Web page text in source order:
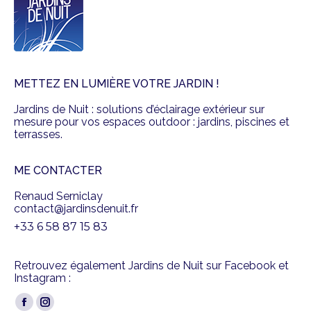
METTEZ EN LUMIÈRE VOTRE JARDIN !
Jardins de Nuit : solutions d’éclairage extérieur sur
mesure pour vos espaces outdoor : jardins, piscines et
terrasses.
ME CONTACTER
Renaud Serniclay
contact@jardinsdenuit.fr
+33 6 58 87 15 83
Retrouvez également Jardins de Nuit sur Facebook et
Instagram :
Trouvez nous sur :